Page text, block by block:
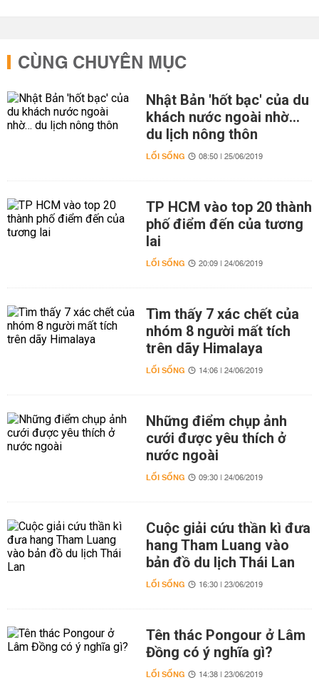
CÙNG CHUYÊN MỤC
Nhật Bản 'hốt bạc' của du
khách nước ngoài nhờ…
du lịch nông thôn
LỐI SỐNG 08:50 | 25/06/2019
TP HCM vào top 20 thành
phố điểm đến của tương
lai
LỐI SỐNG 20:09 | 24/06/2019
Tìm thấy 7 xác chết của
nhóm 8 người mất tích
trên dãy Himalaya
LỐI SỐNG 14:06 | 24/06/2019
Những điểm chụp ảnh
cưới được yêu thích ở
nước ngoài
LỐI SỐNG 09:30 | 24/06/2019
Cuộc giải cứu thần kì đưa
hang Tham Luang vào
bản đồ du lịch Thái Lan
LỐI SỐNG 16:30 | 23/06/2019
Tên thác Pongour ở Lâm
Đồng có ý nghĩa gì?
LỐI SỐNG 14:38 | 23/06/2019